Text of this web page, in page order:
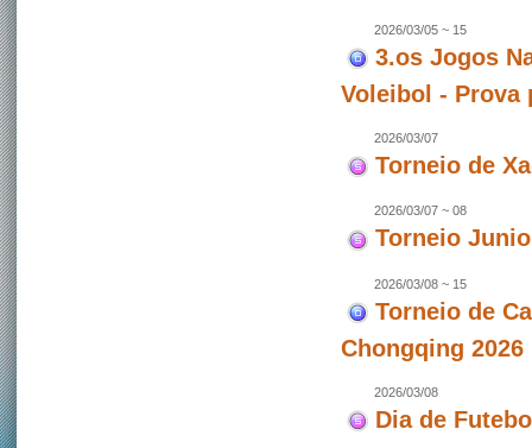
2026/03/05 ~ 15
3.os Jogos
Voleibol - Prova
2026/03/07
Torneio de
2026/03/07 ~ 08
Torneio
2026/03/08 ~ 15
Torneio de
Chongqing
2026/03/08
Dia de